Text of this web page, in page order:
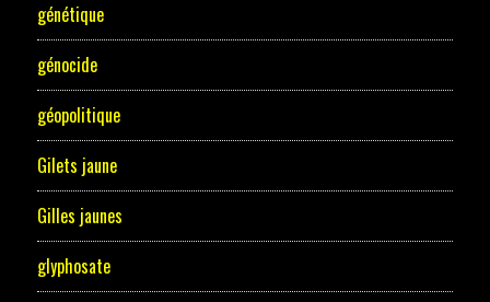
génétique
génocide
géopolitique
Gilets jaune
Gilles jaunes
glyphosate